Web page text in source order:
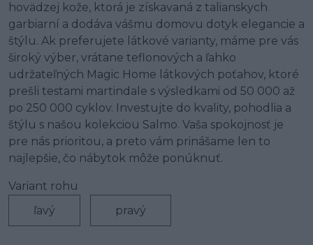
hovädzej kože, ktorá je získavaná z talianskych
garbiarní a dodáva vášmu domovu dotyk elegancie a
štýlu. Ak preferujete látkové varianty, máme pre vás
široký výber, vrátane teflonových a ľahko
udržateľných Magic Home látkových poťahov, ktoré
prešli testami martindale s výsledkami od 50 000 až
po 250 000 cyklov. Investujte do kvality, pohodlia a
štýlu s našou kolekciou Salmo. Vaša spokojnosť je
pre nás prioritou, a preto vám prinášame len to
najlepšie, čo nábytok môže ponúknuť.
Variant rohu
ľavý
pravý